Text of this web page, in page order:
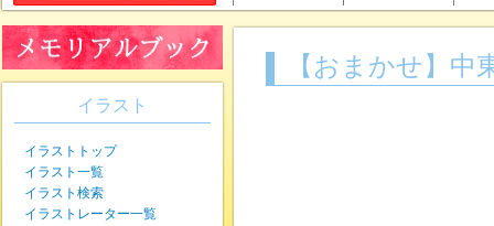
【おまかせ】中
イラスト
イラストトップ
イラスト一覧
イラスト検索
イラストレーター一覧